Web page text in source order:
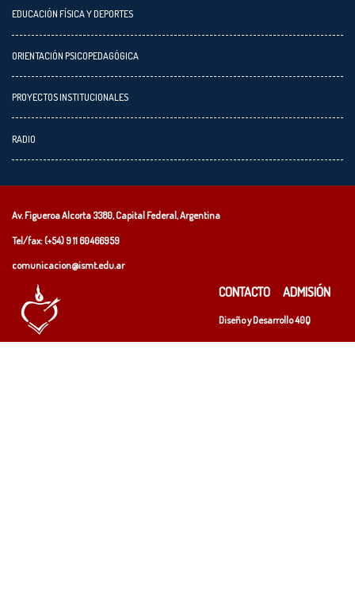
EDUCACIÓN FÍSICA Y DEPORTES
ORIENTACIÓN PSICOPEDAGÓGICA
PROYECTOS INSTITUCIONALES
RADIO
Av. Figueroa Alcorta 3380, Capital Federal, Argentina
Tel/fax: (+54)9 11 60466959
comunicacion@ismt.edu.ar
CONTACTO ADMISIÓN
Diseño y Desarrollo40Q